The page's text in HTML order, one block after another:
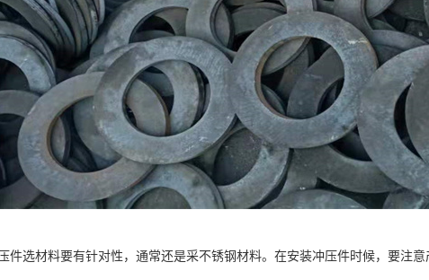
件选材料要有针对性，通常还是采不锈钢材料。在安装冲压件时候，要注